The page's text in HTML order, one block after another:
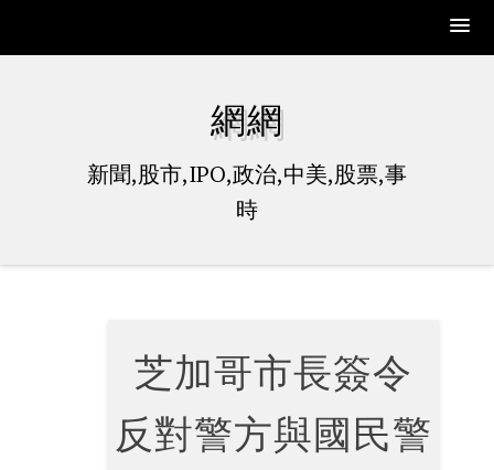
網網
新聞,股市,IPO,政治,中美,股票,事
時
芝加哥市長簽令
反對警方與國民警